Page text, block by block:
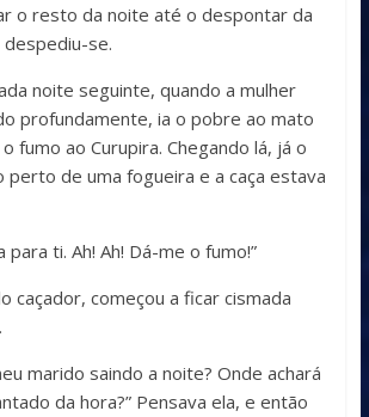
o resto da noite até o despontar da
se.
noite seguinte, quando a mulher
profundamente, ia o pobre ao mato
fumo ao Curupira. Chegando lá, já o
perto de uma fogueira e a caça estava
para ti. Ah! Ah! Dá-me o fumo!”
caçador, começou a ficar cismada
marido saindo a noite? Onde achará
da hora?” Pensava ela, e então